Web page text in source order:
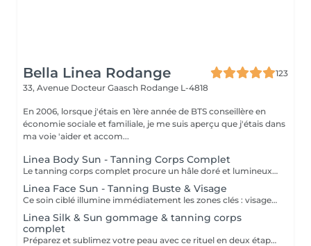
Bella Linea Rodange
123
33, Avenue Docteur Gaasch Rodange L-4818
En 2006, lorsque j'étais en 1ère année de BTS conseillère en
économie sociale et familiale, je me suis aperçu que j'étais dans
ma voie 'aider et accom...
Linea Body Sun - Tanning Corps Complet
Le tanning corps complet procure un hâle doré et lumineux en un seul rendez-vous. La lotion autobronzante professionnelle est appliquée de façon homogène, garantissant un bronzage uniforme et naturel, adapté à votre carnation. Les bénéfices : Teint hâlé et éclatant Résultat immédiat et homogène Sans exposition aux UV Une solution parfaite pour un effet bonne mine tout au long de l'année.
Linea Face Sun - Tanning Buste & Visage
Ce soin ciblé illumine immédiatement les zones clés : visage, cou et décolleté. La lotion autobronzante est appliquée avec précision pour offrir un hâle homogène et élégant, parfaitement adapté à votre carnation. Les bénéfices : Teint lumineux et uniforme sur les zones visibles Bonne mine instantanée, sans soleil Résultat naturel et élégant Un soin express qui redonne éclat et confiance en un clin d'il.
Linea Silk & Sun gommage & tanning corps
complet
Préparez et sublimez votre peau avec ce rituel en deux étapes : 1. Gommage du corps complet pour lisser et purifier la peau. 2. Application du tanning professionnel qui dépose un hâle uniforme et lumineux. Les bénéfices : Bronzage homogène et longue tenue Teint naturellement hâlé, sans soleil Peau douce, lisse et éclatante Un soin idéal avant une occasion spéciale ou pour prolonger l'effet des vacances.